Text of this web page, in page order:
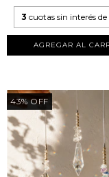
3 cuotas sin interés de
43%OFF